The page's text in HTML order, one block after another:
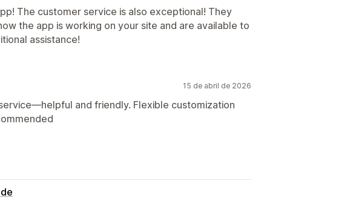
The customer service is also exceptional! They
the app is working on your site and are available to
assistance!
15 de abril de 2026
and friendly. Flexible customization